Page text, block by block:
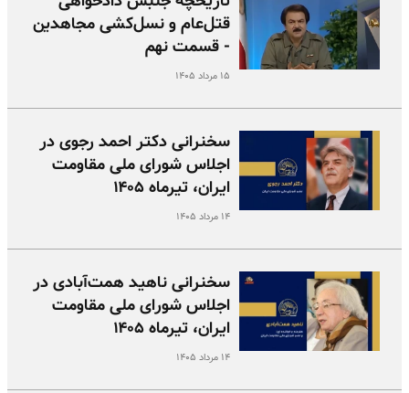
قتل‌عام و نسل‌کشی مجاهدین
- قسمت نهم
۱۵ مرداد ۱۴۰۵
سخنرانی دکتر احمد رجوی در
اجلاس شورای ملی مقاومت
ایران، تیرماه ۱۴۰۵
۱۴ مرداد ۱۴۰۵
سخنرانی ناهید همت‌آبادی در
اجلاس شورای ملی مقاومت
ایران، تیرماه ۱۴۰۵
۱۴ مرداد ۱۴۰۵